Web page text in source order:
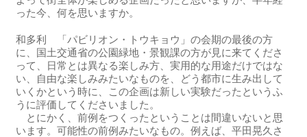
った今、何を思いますか。
和多利 「パビリオン・トウキョウ」の会期の最後の方
に、国土交通省の公園緑地・景観課の方が見に来てくださ
って、日常とは異なる楽しみ方、実用的な用途だけではな
い、自由な楽しみみたいなものを、どう都市に生み出して
いくかという時に、この企画は新しい実験だったというふ
うに評価してくださいました。
とにかく、前例をつくったということは間違いないと思
います。可能性の前例みたいなもの。例えば、平田晃久さ